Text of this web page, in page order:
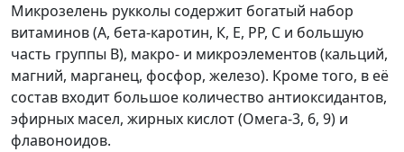
Микрозелень рукколы содержит богатый набор
витаминов (А, бета-каротин, К, Е, РР, С и большую
часть группы B), макро- и микроэлементов (кальций,
магний, марганец, фосфор, железо). Кроме того, в её
состав входит большое количество антиоксидантов,
эфирных масел, жирных кислот (Омега-3, 6, 9) и
флавоноидов.